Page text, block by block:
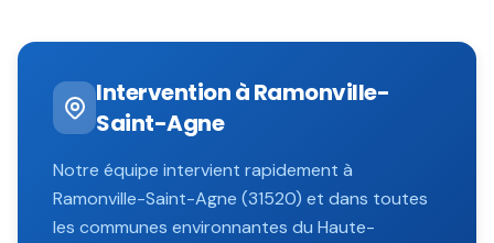
Intervention àRamonville-
Saint-Agne
Notre équipe intervient rapidement à
Ramonville-Saint-Agne (31520) et dans toutes
les communes environnantes du Haute-